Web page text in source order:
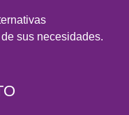
sus necesidades.